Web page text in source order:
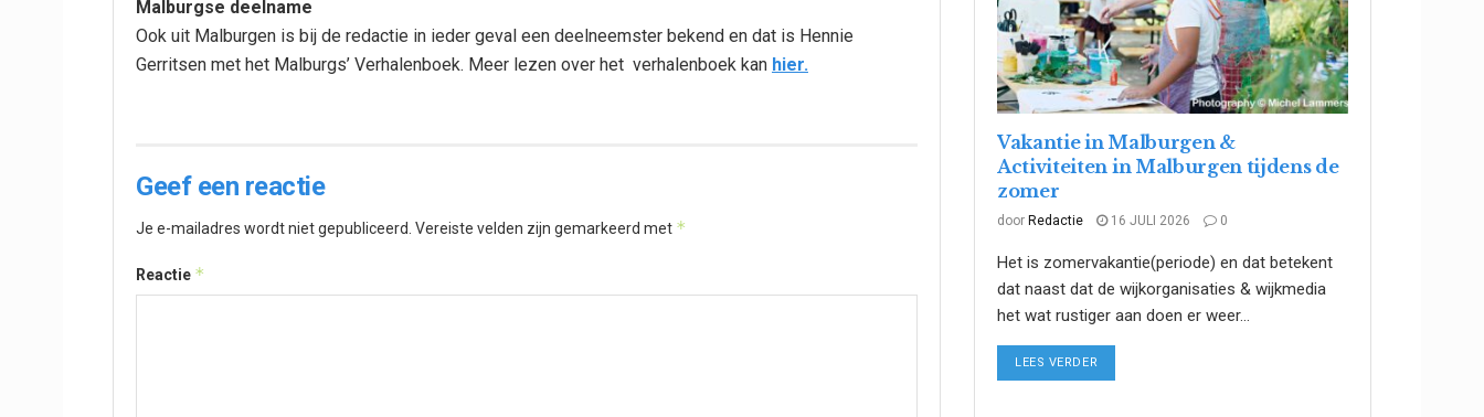
Malburgse deelname
Ook uit Malburgen is bij de redactie in ieder geval een deelneemster bekend en dat is Hennie
Gerritsen met het Malburgs’ Verhalenboek. Meer lezen over het verhalenboek kan hier.
Geef een reactie
Je e-mailadres wordt niet gepubliceerd. Vereiste velden zijn gemarkeerd met *
Reactie *
Vakantie in Malburgen &
Activiteiten in Malburgen tijdens de
zomer
door Redactie 16 JULI 2026 0
Het is zomervakantie(periode) en dat betekent
dat naast dat de wijkorganisaties & wijkmedia
het wat rustiger aan doen er weer...
LEES VERDER